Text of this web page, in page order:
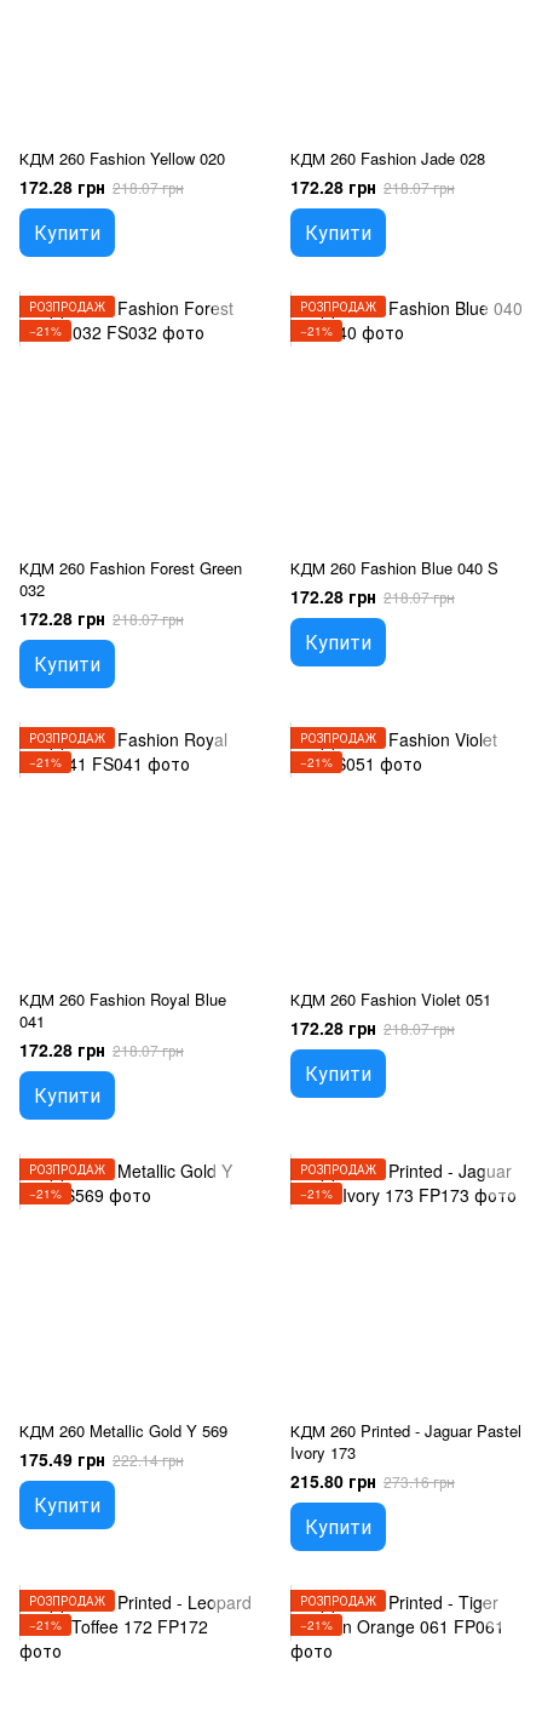
КДМ 260 Fashion Yellow 020
172.28 грн 218.07 грн
Купити
КДМ 260 Fashion Jade 028
172.28 грн 218.07 грн
Купити
РОЗПРОДАЖ
−21%
КДМ 260 Fashion Forest Green
032
172.28 грн 218.07 грн
Купити
РОЗПРОДАЖ
−21%
КДМ 260 Fashion Blue 040 S
172.28 грн 218.07 грн
Купити
РОЗПРОДАЖ
−21%
КДМ 260 Fashion Royal Blue
041
172.28 грн 218.07 грн
Купити
РОЗПРОДАЖ
−21%
КДМ 260 Fashion Violet 051
172.28 грн 218.07 грн
Купити
РОЗПРОДАЖ
−21%
КДМ 260 Metallic Gold Y 569
175.49 грн 222.14 грн
Купити
РОЗПРОДАЖ
−21%
КДМ 260 Printed - Jaguar Pastel
Ivory 173
215.80 грн 273.16 грн
Купити
РОЗПРОДАЖ
−21%
РОЗПРОДАЖ
−21%